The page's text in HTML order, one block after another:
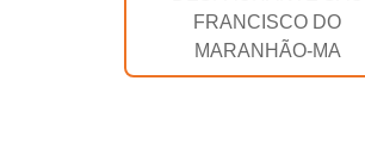
FRANCISCO DO
MARANHÃO-MA